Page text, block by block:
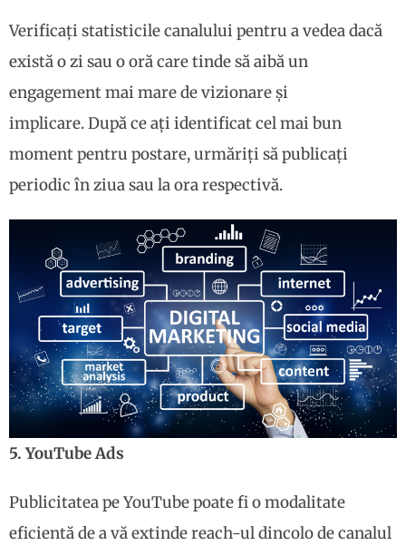
Verificați statisticile canalului pentru a vedea dacă
există o zi sau o oră care tinde să aibă un
engagement mai mare de vizionare și
implicare. După ce ați identificat cel mai bun
moment pentru postare, urmăriți să publicați
periodic în ziua sau la ora respectivă.
5. YouTube Ads
Publicitatea pe YouTube poate fi o modalitate
eficientă de a vă extinde reach-ul dincolo de canalul